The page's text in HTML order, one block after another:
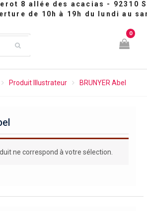
0
Produit Illustrateur BRUNYER Abel
ne correspond à votre sélection.